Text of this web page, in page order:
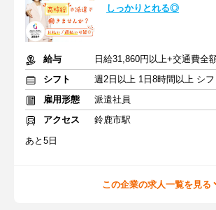
しっかりとれる◎
給与
日給31,860円以上+交通費全
シフト
雇用形態
派遣社員
アクセス
鈴鹿市駅
あと5日
この企業の求人一覧を見る